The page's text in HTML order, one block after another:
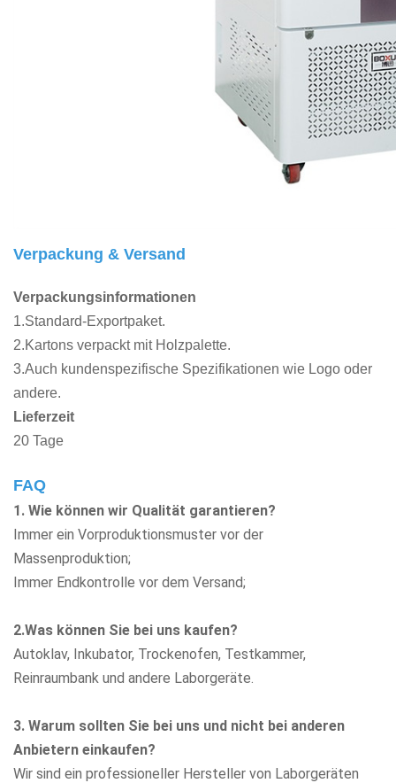
Verpackung & Versand
Verpackungsinformationen
1.Standard-Exportpaket.
2.Kartons verpackt mit Holzpalette.
3.Auch kundenspezifische Spezifikationen wie Logo oder
andere.
Lieferzeit
20 Tage
FAQ
1. Wie können wir Qualität garantieren?
Immer ein Vorproduktionsmuster vor der
Massenproduktion;
Immer Endkontrolle vor dem Versand;
2.Was können Sie bei uns kaufen?
Autoklav, Inkubator, Trockenofen, Testkammer,
Reinraumbank und andere Laborgeräte.
3. Warum sollten Sie bei uns und nicht bei anderen
Anbietern einkaufen?
Wir sind ein professioneller Hersteller von Laborgeräten